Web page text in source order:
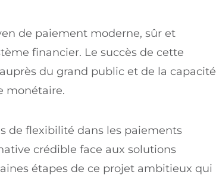
de paiement moderne, sûr et
financier. Le succès de cette
du grand public et de la capacité
monétaire.
de flexibilité dans les paiements
crédible face aux solutions
étapes de ce projet ambitieux qui